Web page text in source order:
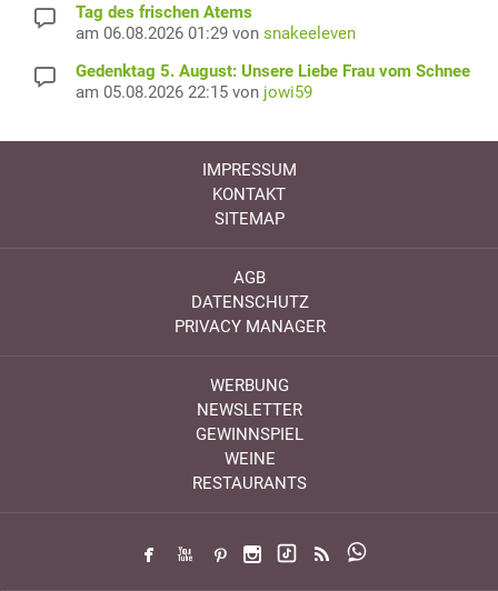
Tag des frischen Atems
am 06.08.2026 01:29 von snakeeleven
Gedenktag 5. August: Unsere Liebe Frau vom Schnee
am 05.08.2026 22:15 von jowi59
IMPRESSUM
KONTAKT
SITEMAP
AGB
DATENSCHUTZ
PRIVACY MANAGER
WERBUNG
NEWSLETTER
GEWINNSPIEL
WEINE
RESTAURANTS